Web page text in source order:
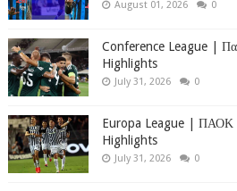
August 01, 2026 0
Conference League |
Highlights
July 31, 2026 0
Europa League | ΠΑΟΚ
Highlights
July 31, 2026 0